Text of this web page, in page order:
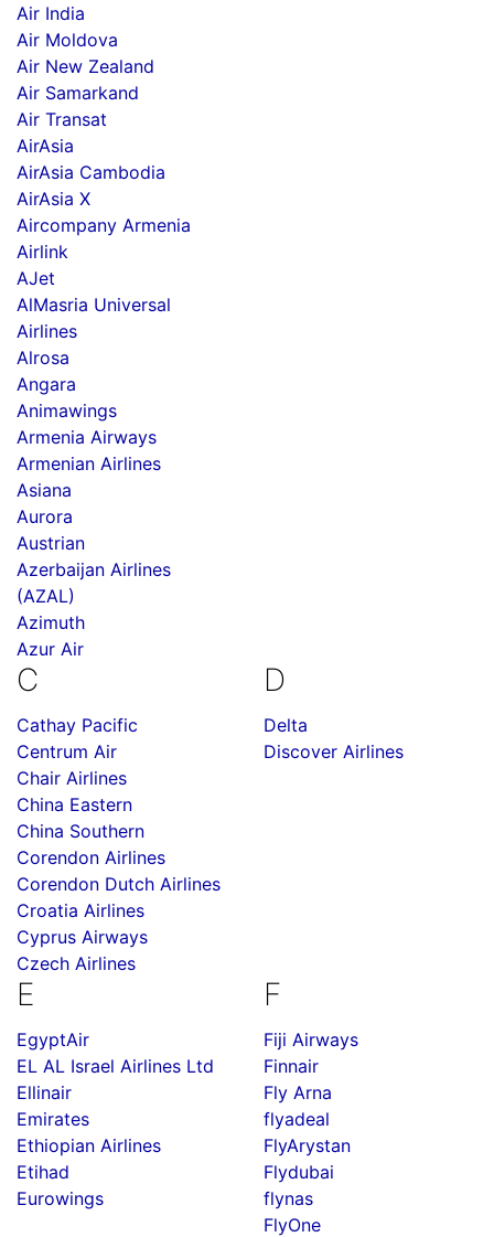
Air India
Air Moldova
Air New Zealand
Air Samarkand
Air Transat
AirAsia
AirAsia Cambodia
AirAsia X
Aircompany Armenia
Airlink
AJet
AlMasria Universal
Airlines
Alrosa
Angara
Animawings
Armenia Airways
Armenian Airlines
Asiana
Aurora
Austrian
Azerbaijan Airlines
(AZAL)
Azimuth
Azur Air
C
Cathay Pacific
Centrum Air
Chair Airlines
China Eastern
China Southern
Corendon Airlines
Corendon Dutch Airlines
Croatia Airlines
Cyprus Airways
Czech Airlines
D
Delta
Discover Airlines
E
EgyptAir
EL AL Israel Airlines Ltd
Ellinair
Emirates
Ethiopian Airlines
Etihad
Eurowings
F
Fiji Airways
Finnair
Fly Arna
flyadeal
FlyArystan
Flydubai
flynas
FlyOne